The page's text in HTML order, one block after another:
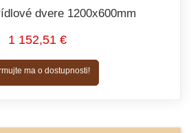
dvere 1200x600mm
1 152,51 €
ma o dostupnosti!